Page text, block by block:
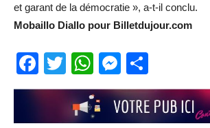
et garant de la démocratie », a-t-il conclu.
Mobaillo Diallo pour Billetdujour.com
Facebook
Twitter
WhatsApp